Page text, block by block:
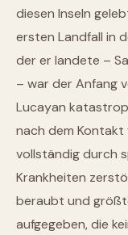
diesen Inseln
ersten Landfall in
der er landete –
– war der Anfang
Lucayan
nach dem Kontakt
vollständig durch
Krankheiten
beraubt und
aufgegeben, die